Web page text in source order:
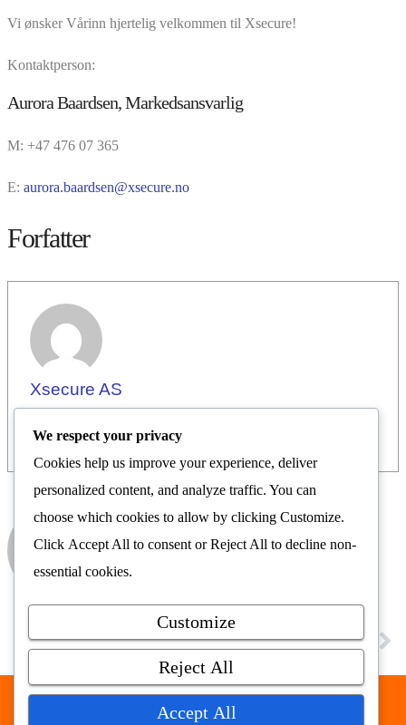
Vi ønsker Vårinn hjertelig velkommen til Xsecure!
Kontaktperson:
Aurora Baardsen, Markedsansvarlig
M: +47 476 07 365
E: aurora.baardsen@xsecure.no
Forfatter
Xsecure AS
Xsecure AS
Kunstens blikk på brystkreft og merkede kropper
Nyhetsrommet AS © 2026
We respect your privacy
Cookies help us improve your experience, deliver
personalized content, and analyze traffic. You can
choose which cookies to allow by clicking Customize.
Click Accept All to consent orReject All to decline non-
essential cookies.
Customize
Reject All
Accept All